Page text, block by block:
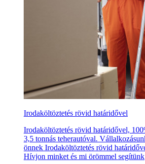
Irodaköltöztetés rövid határidővel
Irodaköltöztetés rövid határidővel,
3,5 tonnás teherautóval.
önnek Irodaköltöztetés rövid
Hívjon minket és mi örömmel segítünk